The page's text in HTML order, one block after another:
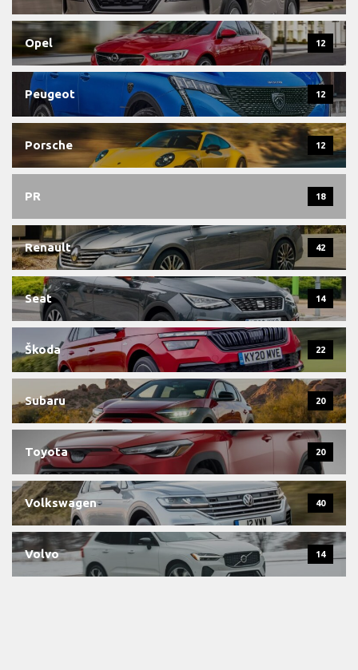
Opel 12
Peugeot 12
Porsche 12
PR 18
Renault 42
Seat 14
Škoda 22
Subaru 20
Toyota 20
Volkswagen 40
Volvo 14